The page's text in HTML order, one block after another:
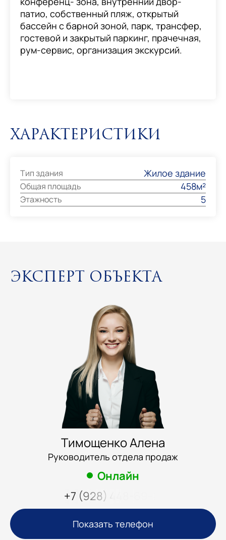
патио, собственный пляж, открытый
бассейн с барной зоной, парк, трансфер,
гостевой и закрытый паркинг, прачечная,
рум-сервис, организация экскурсий.
Характеристики
Тип здания Жилое здание
Общая площадь 458м²
Этажность 5
Эксперт объекта
Тимощенко Алена
Руководитель отдела продаж
Онлайн
+7 (928) 448-69-17
Показать телефон